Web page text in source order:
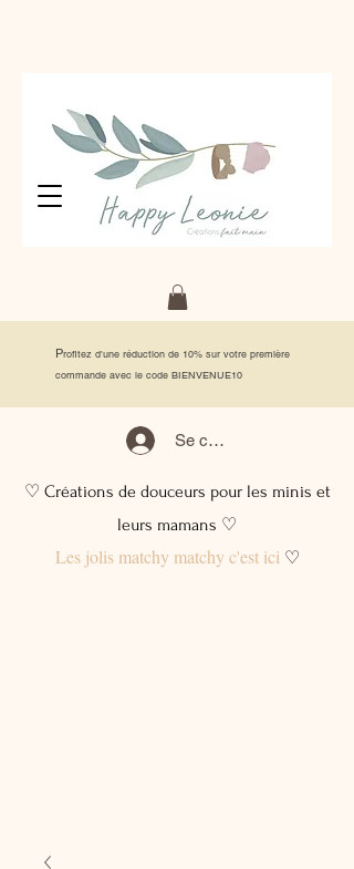
Profitez d'une réduction de 10% sur votre première
commande avec le code BIENVENUE10
Se connecter
♡ Créations de douceurs pour les minis et
leurs mamans ♡
Les jolis matchy matchy c'est ici♡